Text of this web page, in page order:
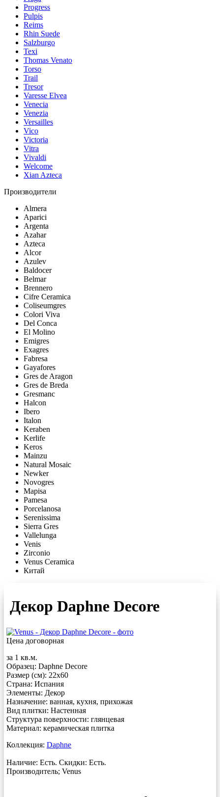
Progress
Pulpis
Reims
Rhin Suede
Salzburgo
Texi
Thomas Venato
Torso
Trail
Tresor
Varesse Elvea
Venecia
Venezia
Versailles
Vico
Victoria
Vitra
Vivaldi
Welcome
Xian Azteca
Производители
Almera
Aparici
Argenta
Azahar
Azteca
Alcor
Azulev
Baldocer
Belmar
Brennero
Cifre Ceramica
Coliseumgres
Colori Viva
Del Conca
El Molino
Emigres
Exagres
Fabresa
Gayafores
Gres de Aragon
Gres de Breda
Gresmanc
Halcon
Ibero
Italon
Keraben
Kerlife
Keros
Mainzu
Natural Mosaic
Newker
Novogres
Mapisa
Pamesa
Porcelanosa
Serenissima
Sierra Gres
Vallelunga
Venis
Zirconio
Venus Ceramica
Китай
Декор Daphne Decore
Цена договорная
за 1 кв.м.
Образец: Daphne Decore
Размер (см): 22x60
Страна: Испания
Элементы: Декор
Назначение: ванная, кухня, прихожая
Вид плитки: Настенная
Структура поверхности: глянцевая
Материал: керамическая плитка
Коллекция: Daphne
Наличие: Есть. Скидки: Есть.
Производитель; Venus